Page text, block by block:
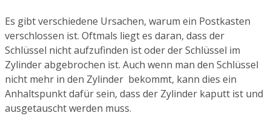
Es gibt verschiedene Ursachen, warum ein Postkasten
verschlossen ist. Oftmals liegt es daran, dass der
Schlüssel nicht aufzufinden ist oder der Schlüssel im
Zylinder abgebrochen ist. Auch wenn man den Schlüssel
nicht mehr in den Zylinder bekommt, kann dies ein
Anhaltspunkt dafür sein, dass der Zylinder kaputt ist und
ausgetauscht werden muss.